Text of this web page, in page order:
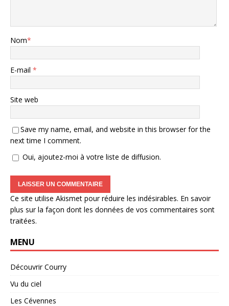
Nom*
E-mail *
Site web
Save my name, email, and website in this browser for the
next time I comment.
Oui, ajoutez-moi à votre liste de diffusion.
Ce site utilise Akismet pour réduire les indésirables. En savoir
plus sur la façon dont les données de vos commentaires sont
traitées.
MENU
Découvrir Courry
Vu du ciel
Les Cévennes